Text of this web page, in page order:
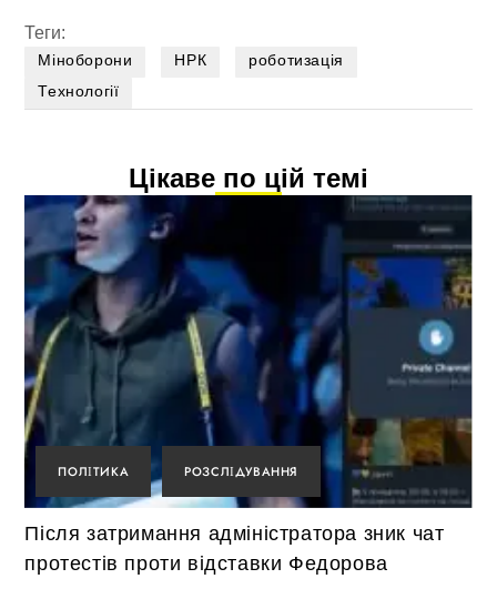
Теги:
Міноборони НРК
роботизація
Технології
Цікаве по цій темі
ПОЛІТИКА РОЗСЛІДУВАННЯ
Після затримання адміністратора зник чат
протестів проти відставки Федорова